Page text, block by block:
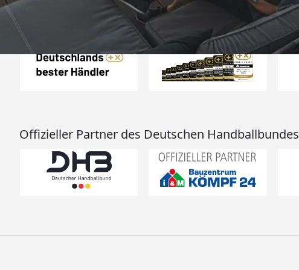
Auszeichnungen
Offizieller Partner des Deutschen Handballbundes